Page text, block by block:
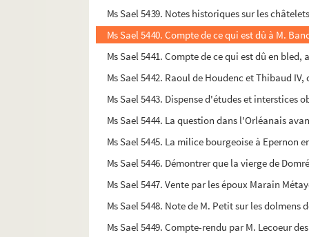
Ms Sael 5439. Notes historiques sur les
Ms Sael 5440. Compte de ce qui est dû à M.
Ms Sael 5441. Compte de ce qui est dû en
Ms Sael 5442. Raoul de Houdenc et Thibaud
Ms Sael 5443. Dispense d'études et interstices
Ms Sael 5444. La question dans l'Orléanais
Ms Sael 5445. La milice bourgeoise à Epernon
Ms Sael 5446. Démontrer que la vierge de
Ms Sael 5447. Vente par les époux Marain
Ms Sael 5448. Note de M. Petit sur les
Ms Sael 5449. Compte-rendu par M. Lecoeur